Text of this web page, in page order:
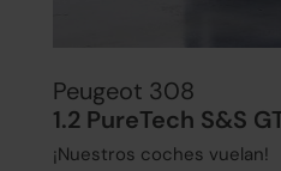
Peugeot 308
1.2 PureTech S&S
¡Nuestros coches vuelan!